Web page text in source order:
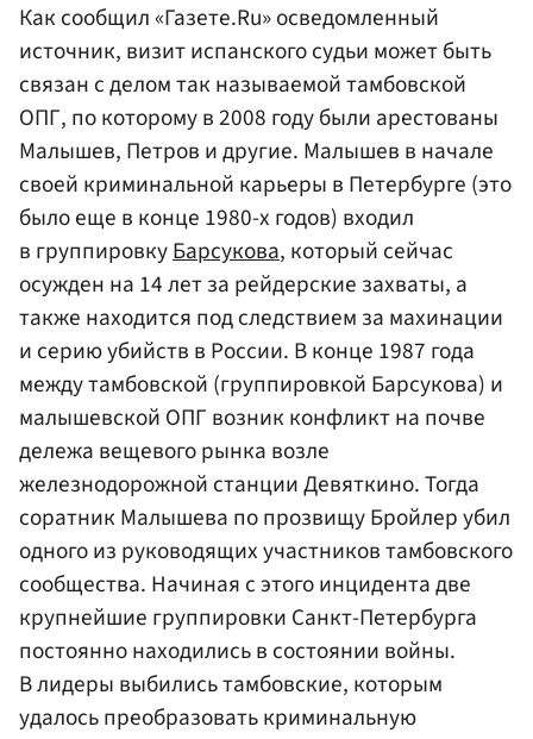
Как сообщил «Газете.Ru» осведомленный
источник, визит испанского судьи может быть
связан с делом так называемой тамбовской
ОПГ, по которому в 2008 году были арестованы
Малышев, Петров и другие. Малышев в начале
своей криминальной карьеры в Петербурге (это
было еще в конце 1980-х годов) входил
в группировкуБарсукова, который сейчас
осужден на 14 лет за рейдерские захваты, а
также находится под следствием за махинации
и серию убийств в России. В конце 1987 года
между тамбовской (группировкой Барсукова) и
малышевской ОПГ возник конфликт на почве
дележа вещевого рынка возле
железнодорожной станции Девяткино. Тогда
соратник Малышева по прозвищу Бройлер убил
одного из руководящих участников тамбовского
сообщества. Начиная с этого инцидента две
крупнейшие группировки Санкт-Петербурга
постоянно находились в состоянии войны.
В лидеры выбились тамбовские, которым
удалось преобразовать криминальную